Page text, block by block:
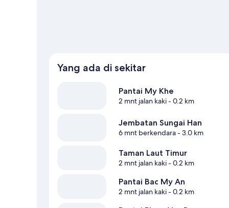
Yang ada di sekitar
Pantai My Khe
2 mnt jalan kaki- 0.2 km
Jembatan Sungai Han
6 mnt berkendara- 3.0 km
Taman Laut Timur
2 mnt jalan kaki- 0.2 km
Pantai Bac My An
2 mnt jalan kaki- 0.2 km